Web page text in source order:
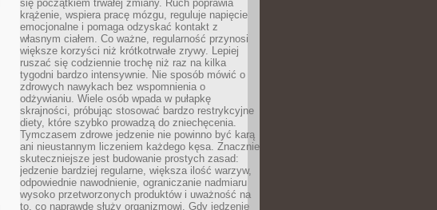
się początkiem trwałej zmiany. Ruch poprawia
krążenie, wspiera pracę mózgu, reguluje napięcie
emocjonalne i pomaga odzyskać kontakt z
własnym ciałem. Co ważne, regularność przynosi
większe korzyści niż krótkotrwałe zrywy. Lepiej
ruszać się codziennie trochę niż raz na kilka
tygodni bardzo intensywnie. Nie sposób mówić o
zdrowych nawykach bez wspomnienia o
odżywianiu. Wiele osób wpada w pułapkę
skrajności, próbując stosować bardzo restrykcyjne
diety, które szybko prowadzą do zniechęcenia.
Tymczasem zdrowe jedzenie nie powinno być karą
ani nieustannym liczeniem każdego kęsa. Znacznie
skuteczniejsze jest budowanie prostych zasad:
jedzenie bardziej regularne, większa ilość warzyw,
odpowiednie nawodnienie, ograniczanie nadmiaru
wysoko przetworzonych produktów i uważność na
to, co naprawdę służy organizmowi. Gdy jedzenie